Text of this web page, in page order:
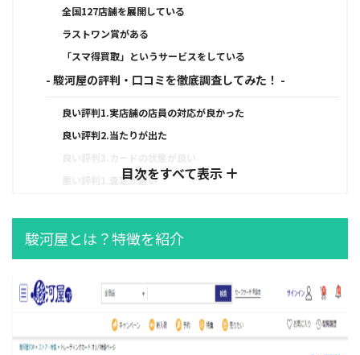
全国127店舗を展開している
ラストワン賞がある
「スマ得買取」というサービスをしている
- 駿河屋の評判・口コミを徹底調査してみた！ -
良い評判1.実店舗の店員の対応が良かった
良い評判2.当たりが出た
悪い評判1.査定が遅い
- 駿河屋の登録方法・使い方 -
- 駿河屋以外の評判が良いおすすめオリパサイト3選 -
1.日本トレカセンター｜還元率が高い
2.スパークオリパ｜50円からガチャが引ける
目次をすべて表示
駿河屋とは？特徴を紹介